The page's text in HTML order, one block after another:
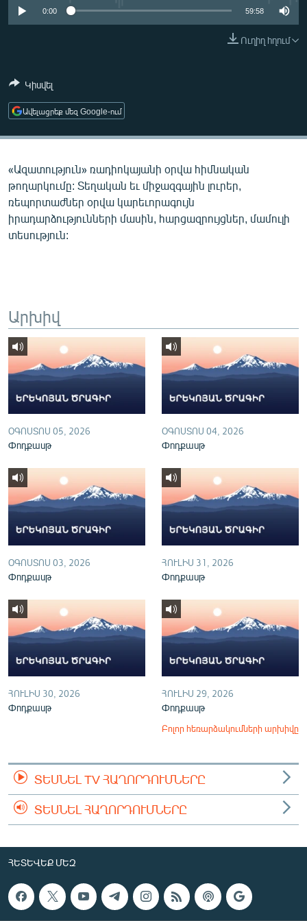
ՄԻՋԱԶԳԱՅԻՆ
ՄԵԿՆԱԲԱՆՈՒԹՅՈՒՆ
ՏՏ ԵՒ ԻՆՏԵՐՆԵՏ
ԿՈՐՈՆԱՎԻՐՈՒՍ
ՏԵՍԱՆՅՈՒԹԵՐ
ԲԱՆԱՎԵՃ
ՁԳՏԵԼՈՎ ԼԱՎԱԳՈՒՅՆԻՆ
English
Русский
ՀԵՏԵՎԵՔ ՄԵԶ
«Ազատության» բոլոր կայքերը
0:00 59:58
Ուղիղ հղում
Կիսվել
Ավելացրեք մեզ Google-ում
«Ազատություն» ռադիոկայանի օրվա հիմնական
թողարկումը: Տեղական եւ միջազգային լուրեր,
ռեպորտաժներ օրվա կարեւորագույն
իրադարձությունների մասին, հարցազրույցներ, մամուլի
տեսություն:
Արխիվ
ՕԳՈՍՏՈՍ 05, 2026
Փոդքասթ
ՕԳՈՍՏՈՍ 04, 2026
Փոդքասթ
ՕԳՈՍՏՈՍ 03, 2026
Փոդքասթ
ՀՈՒԼԻՍ 31, 2026
Փոդքասթ
ՀՈՒԼԻՍ 30, 2026
Փոդքասթ
ՀՈՒԼԻՍ 29, 2026
Փոդքասթ
Բոլոր հեռարձակումների արխիվը
ՏԵՍՆԵԼ TV ՀԱՂՈՐԴՈՒՄՆԵՐԸ
ՏԵՍՆԵԼ ՀԱՂՈՐԴՈՒՄՆԵՐԸ
ՀԵՏԵՎԵՔ ՄԵԶ